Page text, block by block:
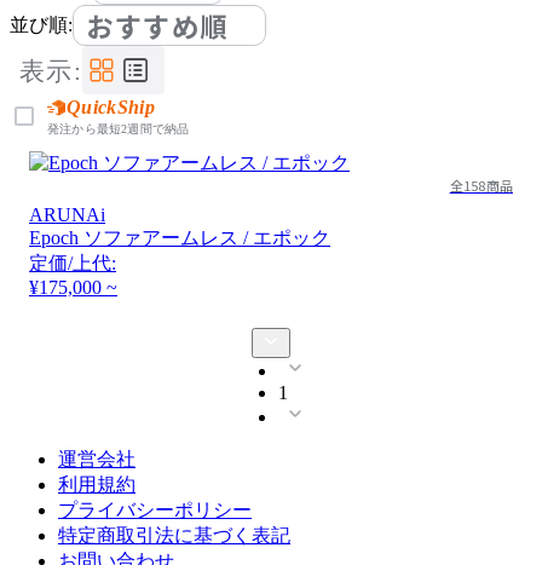
並び順: おすすめ順
表示:
QuickShip
発注から最短2週間で納品
全158商品
ARUNAi
Epoch ソファアームレス / エポック
定価/上代:
¥175,000 ~
1
運営会社
利用規約
プライバシーポリシー
特定商取引法に基づく表記
お問い合わせ